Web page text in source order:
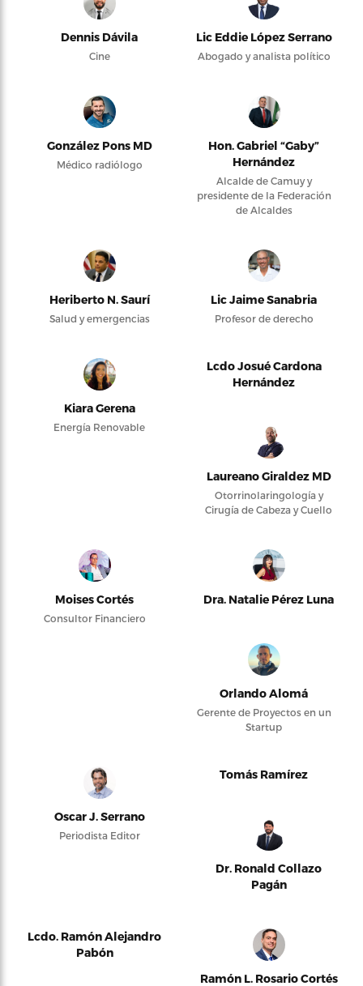
Dennis Dávila
Cine
Lic Eddie López Serrano
Abogado y analista político
González Pons MD
Médico radiólogo
Hon. Gabriel “Gaby”
Hernández
Alcalde de Camuy y
presidente de la Federación
de Alcaldes
Heriberto N. Saurí
Salud y emergencias
Lic Jaime Sanabria
Profesor de derecho
Kiara Gerena
Energía Renovable
Lcdo Josué Cardona
Hernández
Laureano Giraldez MD
Otorrinolaringología y
Cirugía de Cabeza y Cuello
Moises Cortés
Consultor Financiero
Dra. Natalie Pérez Luna
Orlando Alomá
Gerente de Proyectos en un
Startup
Oscar J. Serrano
Periodista Editor
Tomás Ramírez
Dr. Ronald Collazo
Pagán
Lcdo. Ramón Alejandro
Pabón
Ramón L. Rosario Cortés